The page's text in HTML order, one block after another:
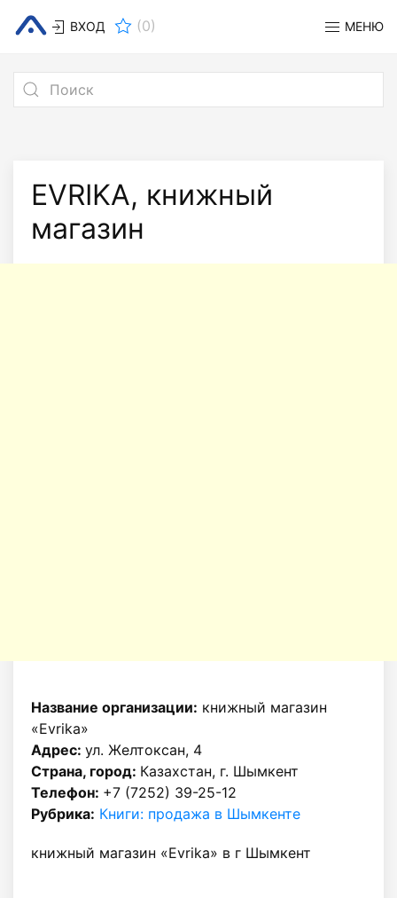
ВХОД (0) МЕНЮ
EVRIKA, книжный
магазин
Название организации: книжный магазин
«Evrika»
Адрес: ул. Желтоксан, 4
Страна, город: Казахстан, г. Шымкент
Телефон: +7 (7252) 39-25-12
Рубрика: Книги: продажа в Шымкенте
книжный магазин «Evrika» в г Шымкент